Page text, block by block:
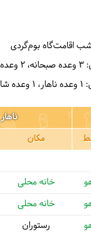
3 وعده صبحانه 2 وعده ناهار
1 وعده ناهار 1 وعده شام
ناهار
مکان
خانه محلی
خانه محلی
رستوران